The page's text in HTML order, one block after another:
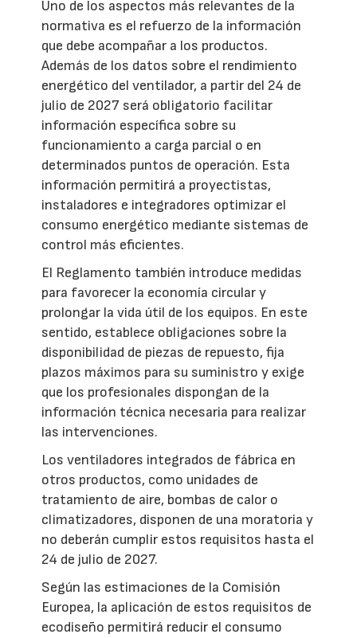
Uno de los aspectos más relevantes de la
normativa es el refuerzo de la información
que debe acompañar a los productos.
Además de los datos sobre el rendimiento
energético del ventilador, a partir del 24 de
julio de 2027 será obligatorio facilitar
información específica sobre su
funcionamiento a carga parcial o en
determinados puntos de operación. Esta
información permitirá a proyectistas,
instaladores e integradores optimizar el
consumo energético mediante sistemas de
control más eficientes.
El Reglamento también introduce medidas
para favorecer la economía circular y
prolongar la vida útil de los equipos. En este
sentido, establece obligaciones sobre la
disponibilidad de piezas de repuesto, fija
plazos máximos para su suministro y exige
que los profesionales dispongan de la
información técnica necesaria para realizar
las intervenciones.
Los ventiladores integrados de fábrica en
otros productos, como unidades de
tratamiento de aire, bombas de calor o
climatizadores, disponen de una moratoria y
no deberán cumplir estos requisitos hasta el
24 de julio de 2027.
Según las estimaciones de la Comisión
Europea, la aplicación de estos requisitos de
ecodiseño permitirá reducir el consumo